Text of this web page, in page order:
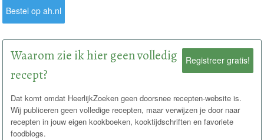
Bestel op ah.nl
Registreer gratis!
Waarom zie ik hier geen volledig
recept?
Dat komt omdat HeerlijkZoeken geen doorsnee recepten-website is.
Wij publiceren geen volledige recepten, maar verwijzen je door naar
recepten in jouw eigen kookboeken, kooktijdschriften en favoriete
foodblogs.